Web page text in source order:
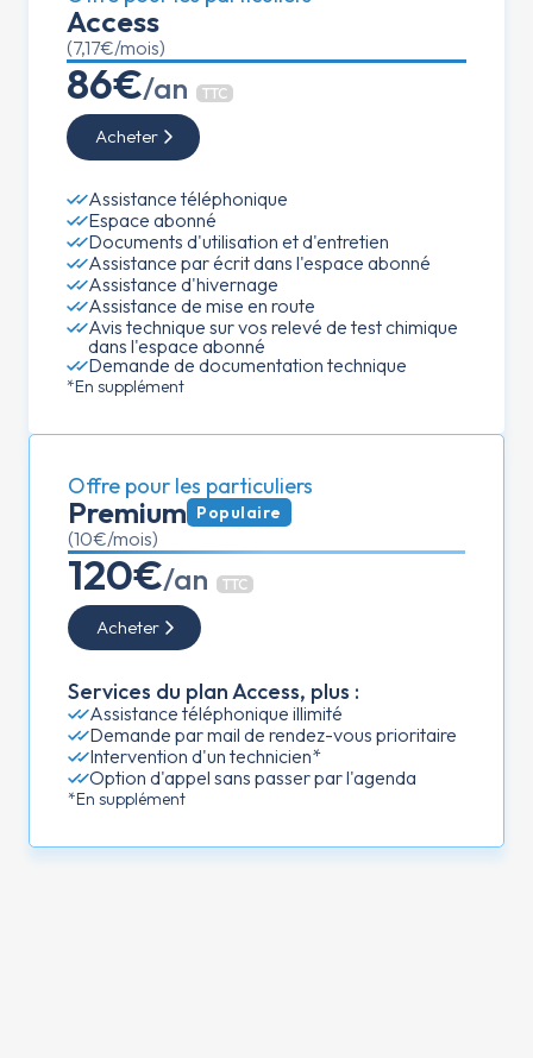
Access
(7,17€/mois)
86€/an TTC
Acheter
Assistance téléphonique
Espace abonné
Documents d'utilisation et d'entretien
Assistance par écrit dans l'espace abonné
Assistance d'hivernage
Assistance de mise en route
Avis technique sur vos relevé de test chimique
dans l'espace abonné
Demande de documentation technique
*En supplément
Offre pour les particuliers
Premium Populaire
(10€/mois)
120€/an TTC
Acheter
Services du plan Access, plus :
Assistance téléphonique illimité
Demande par mail de rendez-vous prioritaire
Intervention d'un technicien*
Option d'appel sans passer par l'agenda
*En supplément